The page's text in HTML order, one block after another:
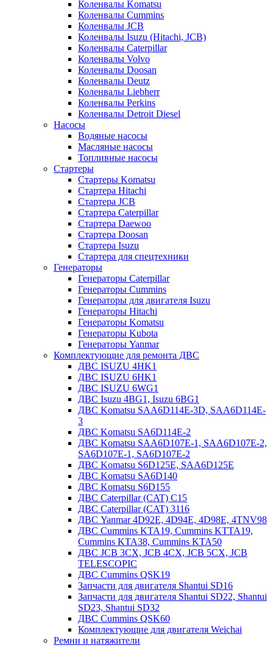
Коленвалы Komatsu
Коленвалы Cummins
Коленвалы JCB
Коленвалы Isuzu (Hitachi, JCB)
Коленвалы Caterpillar
Коленвалы Volvo
Коленвалы Doosan
Коленвалы Deutz
Коленвалы Liebherr
Коленвалы Perkins
Коленвалы Detroit Diesel
Насосы
Водяные насосы
Масляные насосы
Топливные насосы
Стартеры
Стартеры Komatsu
Стартера Hitachi
Стартера JCB
Стартера Caterpillar
Стартера Daewoo
Стартера Doosan
Стартера Isuzu
Стартера для спецтехники
Генераторы
Генераторы Caterpillar
Генераторы Cummins
Генераторы для двигателя Isuzu
Генераторы Hitachi
Генераторы Komatsu
Генераторы Kubota
Генераторы Yanmar
Комплектующие для ремонта ДВС
ДВС ISUZU 4HK1
ДВС ISUZU 6HK1
ДВС ISUZU 6WG1
ДВС Isuzu 4BG1, Isuzu 6BG1
ДВС Komatsu SAA6D114E-3D, SAA6D114E-
3
ДВС Komatsu SA6D114E-2
ДВС Komatsu SAA6D107E-1, SAA6D107E-2,
SA6D107E-1, SA6D107E-2
ДВС Komatsu S6D125E, SAA6D125E
ДВС Komatsu SA6D140
ДВС Komatsu S6D155
ДВС Caterpillar (CAT) C15
ДВС Caterpillar (CAT) 3116
ДВС Yanmar 4D92E, 4D94E, 4D98E, 4TNV98
ДВС Cummins KTA19, Cummins KTTA19,
Cummins KTA38, Cummins KTA50
ДВС JCB 3CX, JCB 4CX, JCB 5CX, JCB
TELESCOPIC
ДВС Cummins QSK19
Запчасти для двигателя Shantui SD16
Запчасти для двигателя Shantui SD22, Shantui
SD23, Shantui SD32
ДВС Cummins QSK60
Комплектующие для двигателя Weichai
Ремни и натяжители